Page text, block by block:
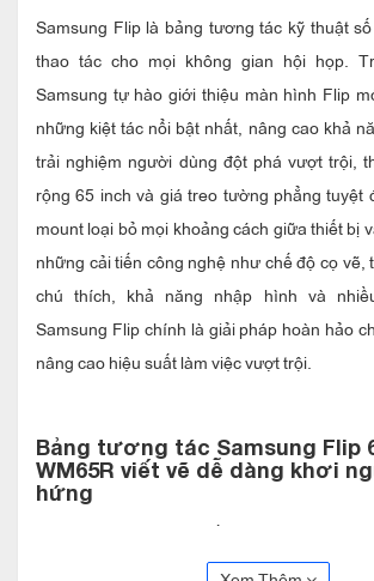
Samsung Flip là bảng tương tác kỹ thuật
thao tác cho mọi không gian hội họp.
Samsung tự hào giới thiệu màn hình Flip
những kiệt tác nổi bật nhất, nâng cao khả
trải nghiệm người dùng đột phá vượt trội,
rộng 65 inch và giá treo tường phẳng tuyệt
mount loại bỏ mọi khoảng cách giữa thiết bị
những cải tiến công nghệ như chế độ cọ vẽ,
chú thích, khả năng nhập hình và
Samsung Flip chính là giải pháp hoàn hảo
nâng cao hiệu suất làm việc vượt trội.
Bảng tương tác Samsung Flip
WM65R viết vẽ dễ dàng khơi
hứng
Tận hưởng cảm giác viết quen thuộc trên
số đa dạng sắc màu và phong cách với